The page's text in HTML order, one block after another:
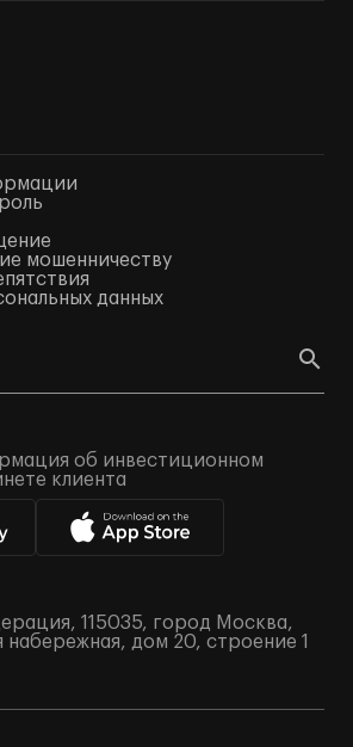
мошенничеству
данных
об инвестиционном
клиента
115035, город Москва,
набережная, дом 20, строение 1